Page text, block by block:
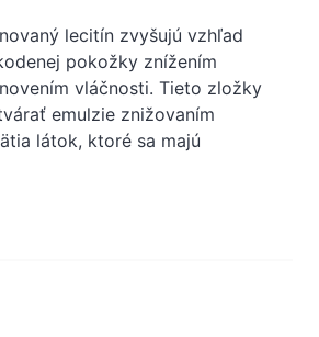
lecitín zvyšujú vzhľad
pokožky znížením
vláčnosti. Tieto zložky
emulzie znižovaním
látok, ktoré sa majú